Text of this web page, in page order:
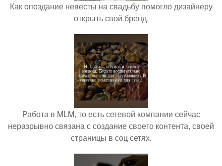
Как опоздание невесты на свадьбу помогло дизайнеру
открыть свой бренд.
Работа в MLM, то есть сетевой компании сейчас
неразрывно связана с создание своего контента, своей
страницы в соц сетях.